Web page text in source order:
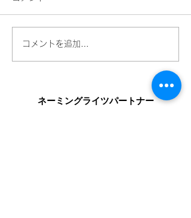
コメントを追加…
​ネーミングライツパートナー